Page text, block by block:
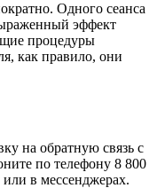
Одного сеанса
эффект
процедуры
как правило, они
на обратную связь с
по телефону 8 800
в мессенджерах.